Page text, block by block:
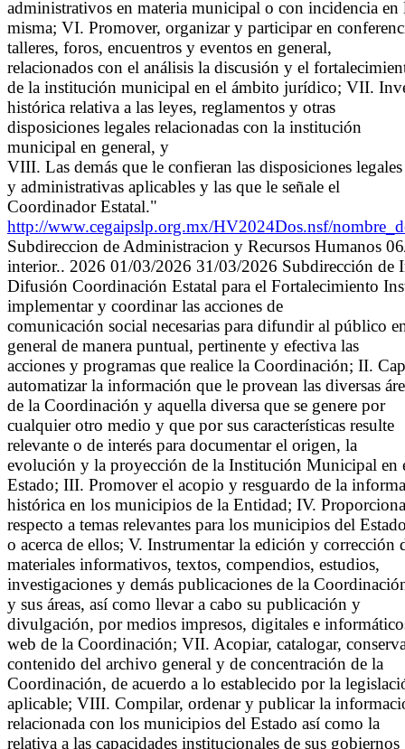
administrativos en materia municipal o con incidencia en
misma; VI. Promover, organizar y participar en
talleres, foros, encuentros y eventos en general,
relacionados con el análisis la discusión y el
de la institución municipal en el ámbito jurídico; VII.
histórica relativa a las leyes, reglamentos y otras
disposiciones legales relacionadas con la institución
municipal en general, y
VIII. Las demás que le confieran las disposiciones legales
y administrativas aplicables y las que le señale el
Coordinador Estatal."
http://www.cegaipslp.org.mx/HV2024Dos.nsf/
Subdireccion de Administracion y Recursos Humanos
interior.. 2026 01/03/2026 31/03/2026 Subdirección
Difusión Coordinación Estatal para el Fortalecimiento
implementar y coordinar las acciones de
comunicación social necesarias para difundir al público
general de manera puntual, pertinente y efectiva las
acciones y programas que realice la Coordinación; II.
automatizar la información que le provean las diversas
de la Coordinación y aquella diversa que se genere por
cualquier otro medio y que por sus características resulte
relevante o de interés para documentar el origen, la
evolución y la proyección de la Institución Municipal en
Estado; III. Promover el acopio y resguardo de la
histórica en los municipios de la Entidad; IV.
respecto a temas relevantes para los municipios del
o acerca de ellos; V. Instrumentar la edición y corrección
materiales informativos, textos, compendios, estudios,
investigaciones y demás publicaciones de la
y sus áreas, así como llevar a cabo su publicación y
divulgación, por medios impresos, digitales e
web de la Coordinación; VII. Acopiar, catalogar,
contenido del archivo general y de concentración de la
Coordinación, de acuerdo a lo establecido por la
aplicable; VIII. Compilar, ordenar y publicar la
relacionada con los municipios del Estado así como la
relativa a las capacidades institucionales de sus gobiernos